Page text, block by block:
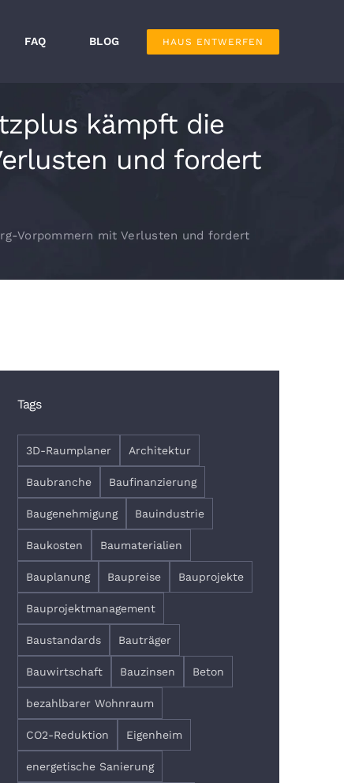
FAQ BLOG HAUS ENTWERFEN
kämpft die
und fordert
Vorpommern mit Verlusten und fordert
Tags
3D-Raumplaner Architektur
Baubranche Baufinanzierung
Baugenehmigung Bauindustrie
Baukosten Baumaterialien
Bauplanung Baupreise Bauprojekte
Bauprojektmanagement
Baustandards Bauträger
Bauwirtschaft Bauzinsen Beton
bezahlbarer Wohnraum
CO2-Reduktion Eigenheim
energetische Sanierung